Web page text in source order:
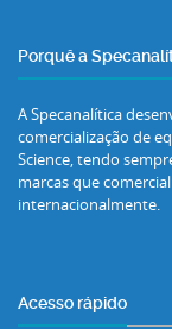
Porquê a
A Specanalítica
comercialização de
Science, tendo
marcas que
internacionalmente.
Acesso rápido